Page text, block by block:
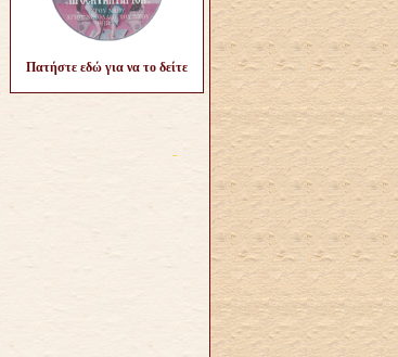
Πατήστε εδώ για να το δείτε